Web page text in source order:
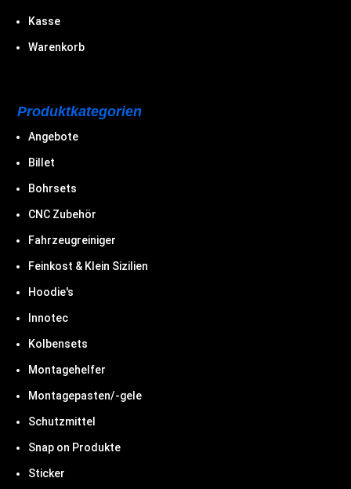
Kasse
Warenkorb
Produktkategorien
Angebote
Billet
Bohrsets
CNC Zubehör
Fahrzeugreiniger
Feinkost & Klein Sizilien
Hoodie's
Innotec
Kolbensets
Montagehelfer
Montagepasten/-gele
Schutzmittel
Snap on Produkte
Sticker